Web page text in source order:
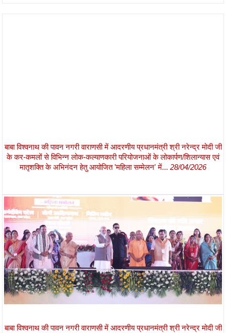
बाबा विश्वनाथ की पावन नगरी वाराणसी में आदरणीय प्रधानमंत्री श्री नरेन्द्र मोदी जी
के कर-कमलों से विभिन्न लोक-कल्याणकारी परियोजनाओं के लोकार्पण/शिलान्यास एवं
मातृशक्ति के अभिनंदन हेतु आयोजित 'महिला सम्मेलन' में... 28/04/2026
बाबा विश्वनाथ की पावन नगरी वाराणसी में आदरणीय प्रधानमंत्री श्री नरेन्द्र मोदी जी